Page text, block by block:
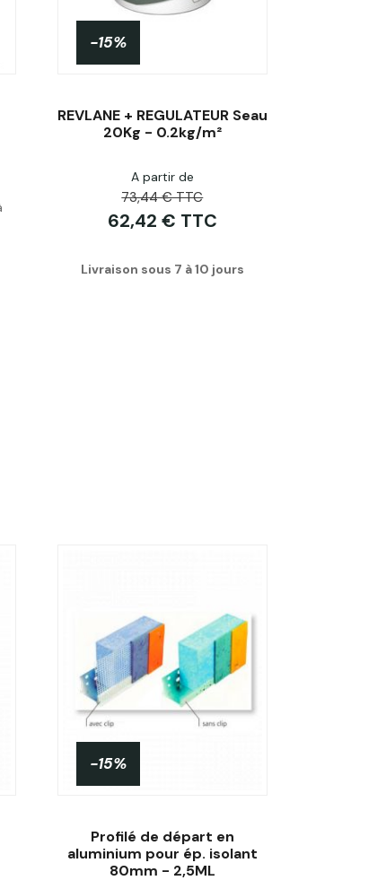
Acheter
-15%
REVLANE + REGULATEUR Seau
20Kg - 0.2kg/m²
A partir de
73,44 € TTC
62,42 € TTC
Livraison sous 7 à 10 jours
-15%
Profilé de départ en
aluminium pour ép. isolant
80mm - 2,5ML